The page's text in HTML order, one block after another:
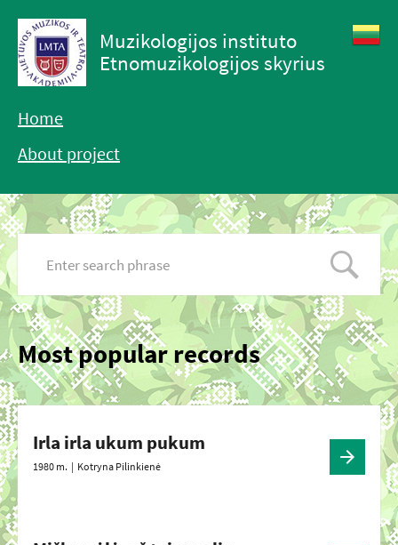
Muzikologijos instituto
Etnomuzikologijos skyrius
Home
About project
Most popular records
Irla irla ukum pukum
1980 m. | Kotryna Pilinkienė